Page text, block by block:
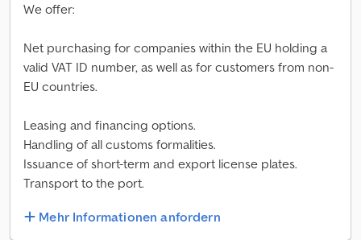
We offer:
Net purchasing for companies within the EU holding a
valid VAT ID number, as well as for customers from non-
EU countries.
Leasing and financing options.
Handling of all customs formalities.
Issuance of short-term and export license plates.
Transport to the port.
Mehr Informationen anfordern